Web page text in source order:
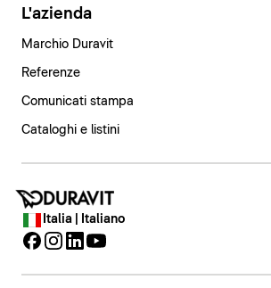
L'azienda
Marchio Duravit
Referenze
Comunicati stampa
Cataloghi e listini
Italia | Italiano